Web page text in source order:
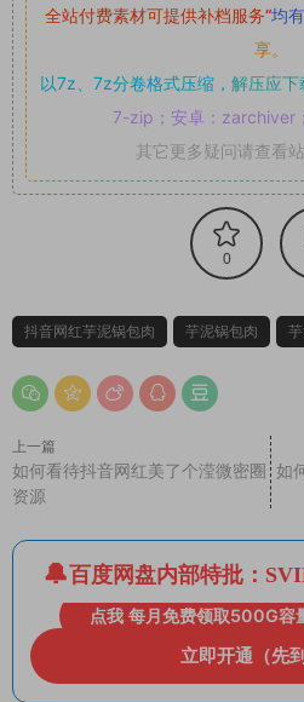
全站付费素材可提供补档服务“均
享。
以7z、7z分卷格式压缩， 解压应下
7-zip；安卓：zarchiver
其它更多疑问请查看
0
抖音网红芋泥锅包肉 芋泥锅包肉
上一篇
如何看待抖音网红美了个滢微密圈
资源
如
百度网盘内部特批：
点我 每月免费领取500G容
立即开通（先